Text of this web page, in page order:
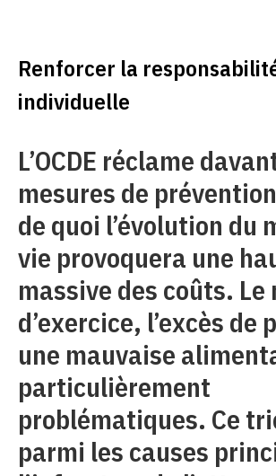
Renforcer la
individuelle
L’OCDE réclame
mesures de
de quoi l’évolution du
vie provoquera une
massive des coûts. Le
d’exercice, l’excès de
une mauvaise
particulièrement
problématiques. Ce
parmi les causes